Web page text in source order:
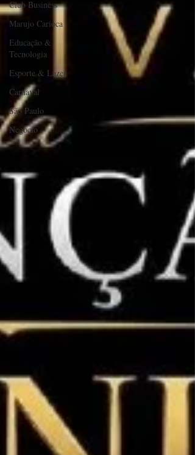
Club Business
Marujo Carioca
Educação &
Tecnologia
Esporte & Lazer
Carnaval
São Paulo
Negocio